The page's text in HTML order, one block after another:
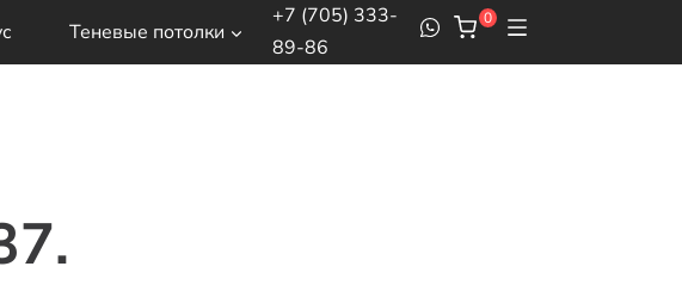
Теневые потолки
+7 (705) 333-
89-86
0